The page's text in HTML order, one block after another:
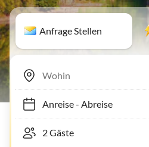
Anfrage Stellen
Anreise- Abreise